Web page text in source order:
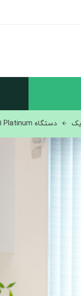
دستگاه Leveluk SD501 Platinum